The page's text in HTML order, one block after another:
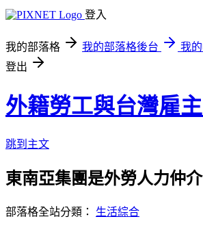
登入
我的部落格 我的部落格後台
我
登出
外籍勞工與台灣雇
跳到主文
東南亞集團是外勞人力仲
部落格全站分類： 生活綜合